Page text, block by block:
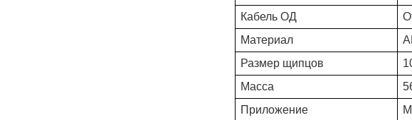
Кабель ОД
Материал
Размер щипцов
Масса
Приложение